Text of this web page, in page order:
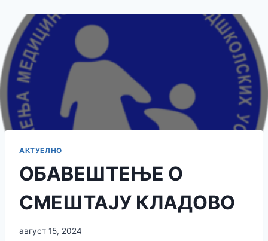
АКТУЕЛНО
ОБАВЕШТЕЊЕ О
СМЕШТАЈУ КЛАДОВО
август 15, 2024